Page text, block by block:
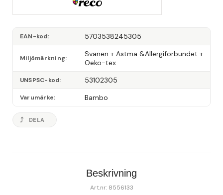
EAN-kod 5703538245305
Miljömärkning
Svanen + Astma &Allergiförbundet +
Oeko-tex
UNSPSC-kod 53102305
Varumärke Bambo
DELA
Beskrivning
Art.nr: 8556133